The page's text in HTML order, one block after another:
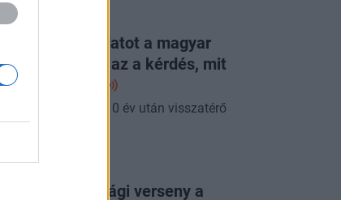
CHECKLIST
látott ilyen jó adatot a magyar
már csak az a kérdés, mit
a
Checklistben a 10 év után visszatérő
CHECKLIST
gazdasági verseny a